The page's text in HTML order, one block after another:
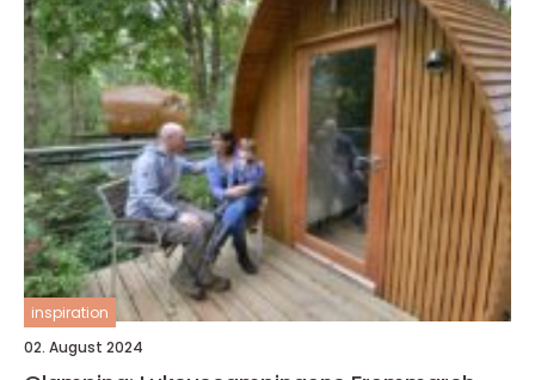
inspiration
02. August 2024